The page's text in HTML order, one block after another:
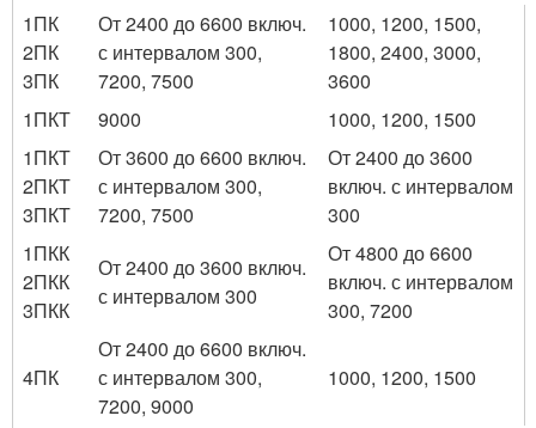
1ПК
2ПК
3ПК
От 2400 до 6600 включ.
с интервалом 300,
7200, 7500
1000, 1200, 1500,
1800, 2400, 3000,
3600
1ПКТ
9000
1000, 1200, 1500
1ПКТ
2ПКТ
3ПКТ
От 3600 до 6600 включ.
с интервалом 300,
7200, 7500
От 2400 до 3600
включ. с интервалом
300
1ПКК
2ПКК
3ПКК
От 2400 до 3600 включ.
с интервалом 300
От 4800 до 6600
включ. с интервалом
300, 7200
4ПК
От 2400 до 6600 включ.
с интервалом 300,
7200, 9000
1000, 1200, 1500